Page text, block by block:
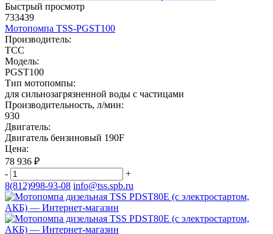
Быстрый просмотр
733439
Мотопомпа TSS-PGST100
Производитель:
ТСС
Модель:
PGST100
Тип мотопомпы:
для сильнозагрязненной воды с частицами
Производительность, л/мин:
930
Двигатель:
Двигатель бензиновый 190F
Цена:
78 936 ₽
-
+
8(812)998-93-08 info@tss.spb.ru